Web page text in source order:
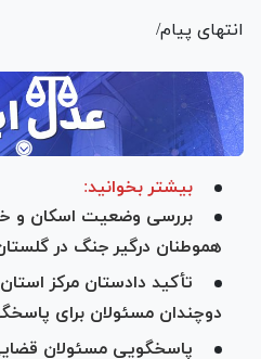
انتهای پیام/
بیشتر بخوانید:
بررسی وضعیت اسکان و
هموطنان درگیر جنگ در
تأکید دادستان مرکز
دوچندان مسئولان برای
پاسخگویی مسئولان